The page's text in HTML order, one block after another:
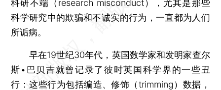
科研不端（research misconduct），尤其是那些
科学研究中的欺骗和不诚实的行为，一直都为人们
所诟病。
早在19世纪30年代，英国数学家和发明家查尔
斯•巴贝吉就曾记录了彼时英国科学界的一些丑
行：这些行为包括编造、修饰（trimming）数据，